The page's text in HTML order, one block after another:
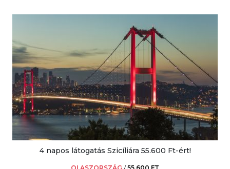
4 napos látogatás Szicíliára 55.600 Ft-ért!